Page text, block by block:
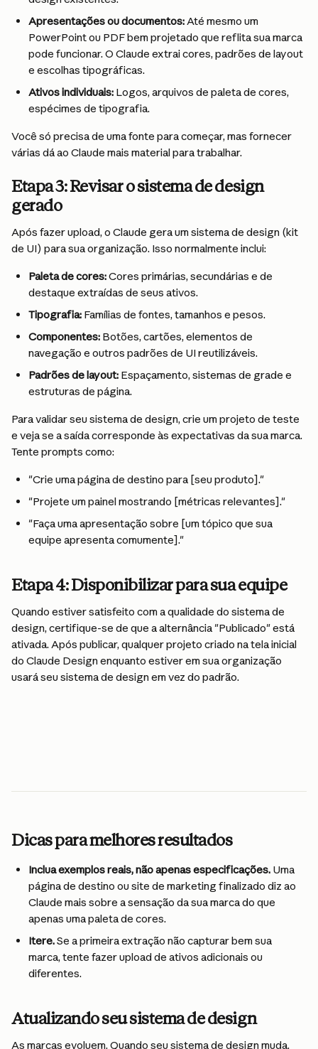
Apresentações ou documentos: Até mesmo um
PowerPoint ou PDF bem projetado que reflita sua marca
pode funcionar. O Claude extrai cores, padrões de layout
e escolhas tipográficas.
Ativos individuais: Logos, arquivos de paleta de cores,
espécimes de tipografia.
Você só precisa de uma fonte para começar, mas fornecer
várias dá ao Claude mais material para trabalhar.
Etapa 3: Revisar o sistema de design
gerado
Após fazer upload, o Claude gera um sistema de design (kit
de UI) para sua organização. Isso normalmente inclui:
Paleta de cores: Cores primárias, secundárias e de
destaque extraídas de seus ativos.
Tipografia: Famílias de fontes, tamanhos e pesos.
Componentes: Botões, cartões, elementos de
navegação e outros padrões de UI reutilizáveis.
Padrões de layout: Espaçamento, sistemas de grade e
estruturas de página.
Para validar seu sistema de design, crie um projeto de teste
e veja se a saída corresponde às expectativas da sua marca.
Tente prompts como:
"Crie uma página de destino para [seu produto]."
"Projete um painel mostrando [métricas relevantes]."
"Faça uma apresentação sobre [um tópico que sua
equipe apresenta comumente]."
Etapa 4: Disponibilizar para sua equipe
Quando estiver satisfeito com a qualidade do sistema de
design, certifique-se de que a alternância "Publicado" está
ativada. Após publicar, qualquer projeto criado na tela inicial
do Claude Design enquanto estiver em sua organização
usará seu sistema de design em vez do padrão.
Dicas para melhores resultados
Inclua exemplos reais, não apenas especificações. Uma
página de destino ou site de marketing finalizado diz ao
Claude mais sobre a sensação da sua marca do que
apenas uma paleta de cores.
Itere. Se a primeira extração não capturar bem sua
marca, tente fazer upload de ativos adicionais ou
diferentes.
Atualizando seu sistema de design
As marcas evoluem. Quando seu sistema de design muda,